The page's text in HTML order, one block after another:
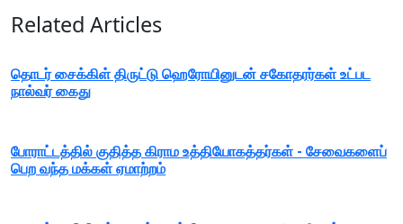
Related Articles
தொடர் சைக்கிள் திருட்டு ஹெரோயினுடன் சகோதரர்கள் உட்பட
நால்வர் கைது
போராட்டத்தில் குதித்த கிராம உத்தியோகத்தர்கள் - சேவைகளைப்
பெற வந்த மக்கள் ஏமாற்றம்